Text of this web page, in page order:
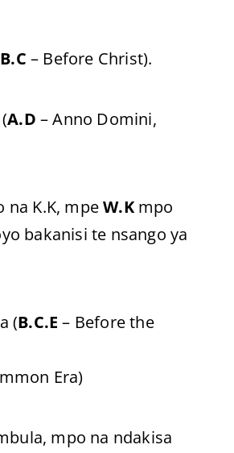
B.C – Before Christ).
A.D – Anno Domini,
na K.K, mpeW.Kmpo
bakanisi te nsango ya
(B.C.E – Before the
Era)
mpo na ndakisa